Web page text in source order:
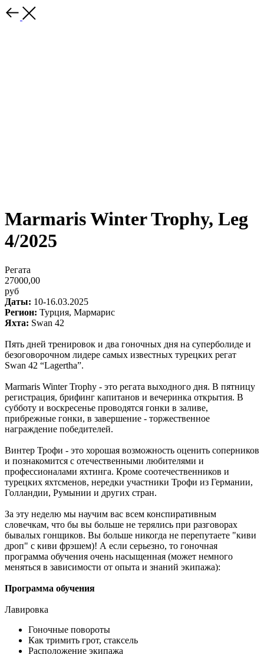
Marmaris Winter Trophy, Leg
4/2025
Регата
27000,00
руб
Даты: 10-16.03.2025
Регион: Турция, Мармарис
Яхта: Swan 42
Пять дней тренировок и два гоночных дня на суперболиде и
безоговорочном лидере самых известных турецких регат
Swan 42 “Lagertha”.
Marmaris Winter Trophy - это регата выходного дня. В пятницу
регистрация, брифинг капитанов и вечеринка открытия. В
субботу и воскресенье проводятся гонки в заливе,
прибрежные гонки, в завершение - торжественное
награждение победителей.
Винтер Трофи - это хорошая возможность оценить соперников
и познакомится с отечественными любителями и
профессионалами яхтинга. Кроме соотечественников и
турецких яхтсменов, нередки участники Трофи из Германии,
Голландии, Румынии и других стран.
За эту неделю мы научим вас всем конспиративным
словечкам, что бы вы больше не терялись при разговорах
бывалых гонщиков. Вы больше никогда не перепутаете "киви
дроп" с киви фрэшем)! А если серьезно, то гоночная
программа обучения очень насыщенная (может немного
меняться в зависимости от опыта и знаний экипажа):
Программа обучения
Лавировка
Гоночные повороты
Как тримить грот, стаксель
Расположение экипажа